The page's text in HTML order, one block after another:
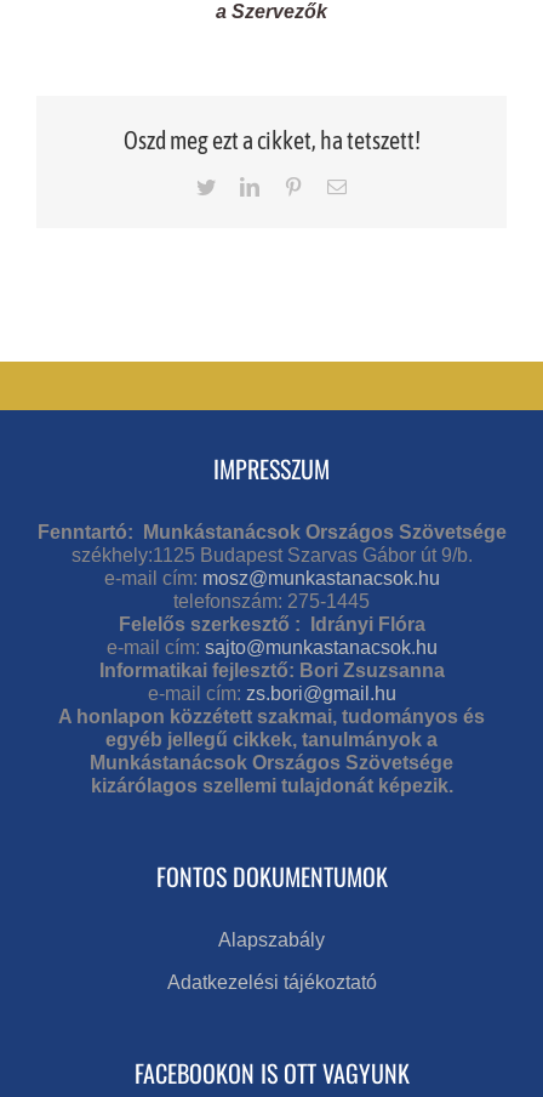
a Szervezők
Oszd meg ezt a cikket, ha tetszett!
TwitterLinkedInPinterestEmail
IMPRESSZUM
Fenntartó: Munkástanácsok Országos Szövetsége
székhely:1125 Budapest Szarvas Gábor út 9/b.
e-mail cím: mosz@munkastanacsok.hu
telefonszám: 275-1445
Felelős szerkesztő : Idrányi Flóra
e-mail cím: sajto@munkastanacsok.hu
Informatikai fejlesztő: Bori Zsuzsanna
e-mail cím: zs.bori@gmail.hu
A honlapon közzétett szakmai, tudományos és
egyéb jellegű cikkek, tanulmányok a
Munkástanácsok Országos Szövetsége
kizárólagos szellemi tulajdonát képezik.
FONTOS DOKUMENTUMOK
Alapszabály
Adatkezelési tájékoztató
FACEBOOKON IS OTT VAGYUNK